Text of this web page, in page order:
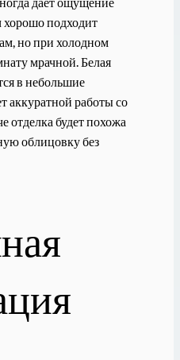
подходит
но при холодном
мрачной. Белая
в небольшие
аккуратной работы со
отделка будет похожа
облицовку без